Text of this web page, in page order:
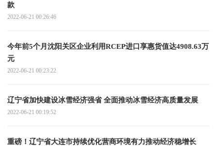
款
2022-06-21 00:26:46
今年前5个月沈阳关区企业利用RCEP进口享惠货值达4908.63万
元
2022-06-21 00:23:22
辽宁省加快建设冰雪经济强省 全面推动冰雪经济高质量发展
2022-06-21 00:19:52
重磅！辽宁省大连市持续优化营商环境有力推动经济稳增长